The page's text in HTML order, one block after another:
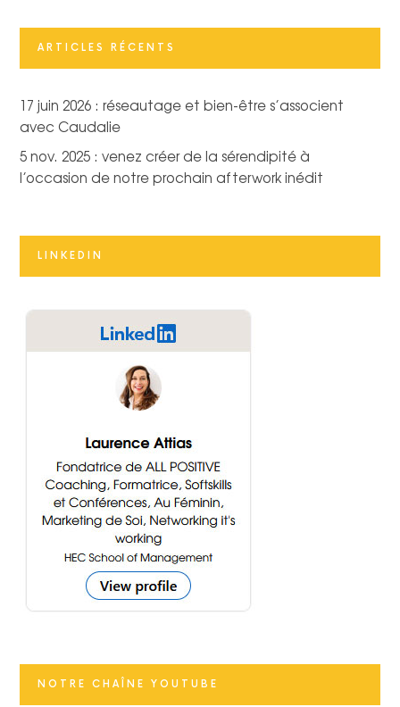
ARTICLES RÉCENTS
17 juin 2026 : réseautage et bien-être s’associent
avec Caudalie
5 nov. 2025 : venez créer de la sérendipité à
l’occasion de notre prochain afterwork inédit
LINKEDIN
NOTRE CHAÎNE YOUTUBE